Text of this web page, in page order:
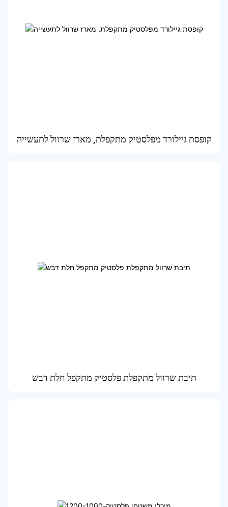
קופסת גיילורד מפלסטיק מתקפלת, מארז שרוול לתעשייה
תיבת שרוול מתקפלת פלסטיק מתקפל חלת דבש